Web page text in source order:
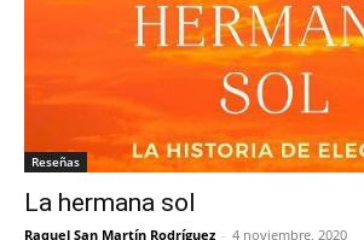
Reseñas
La hermana sol
Raquel San Martín Rodríguez - 4 noviembre, 2020